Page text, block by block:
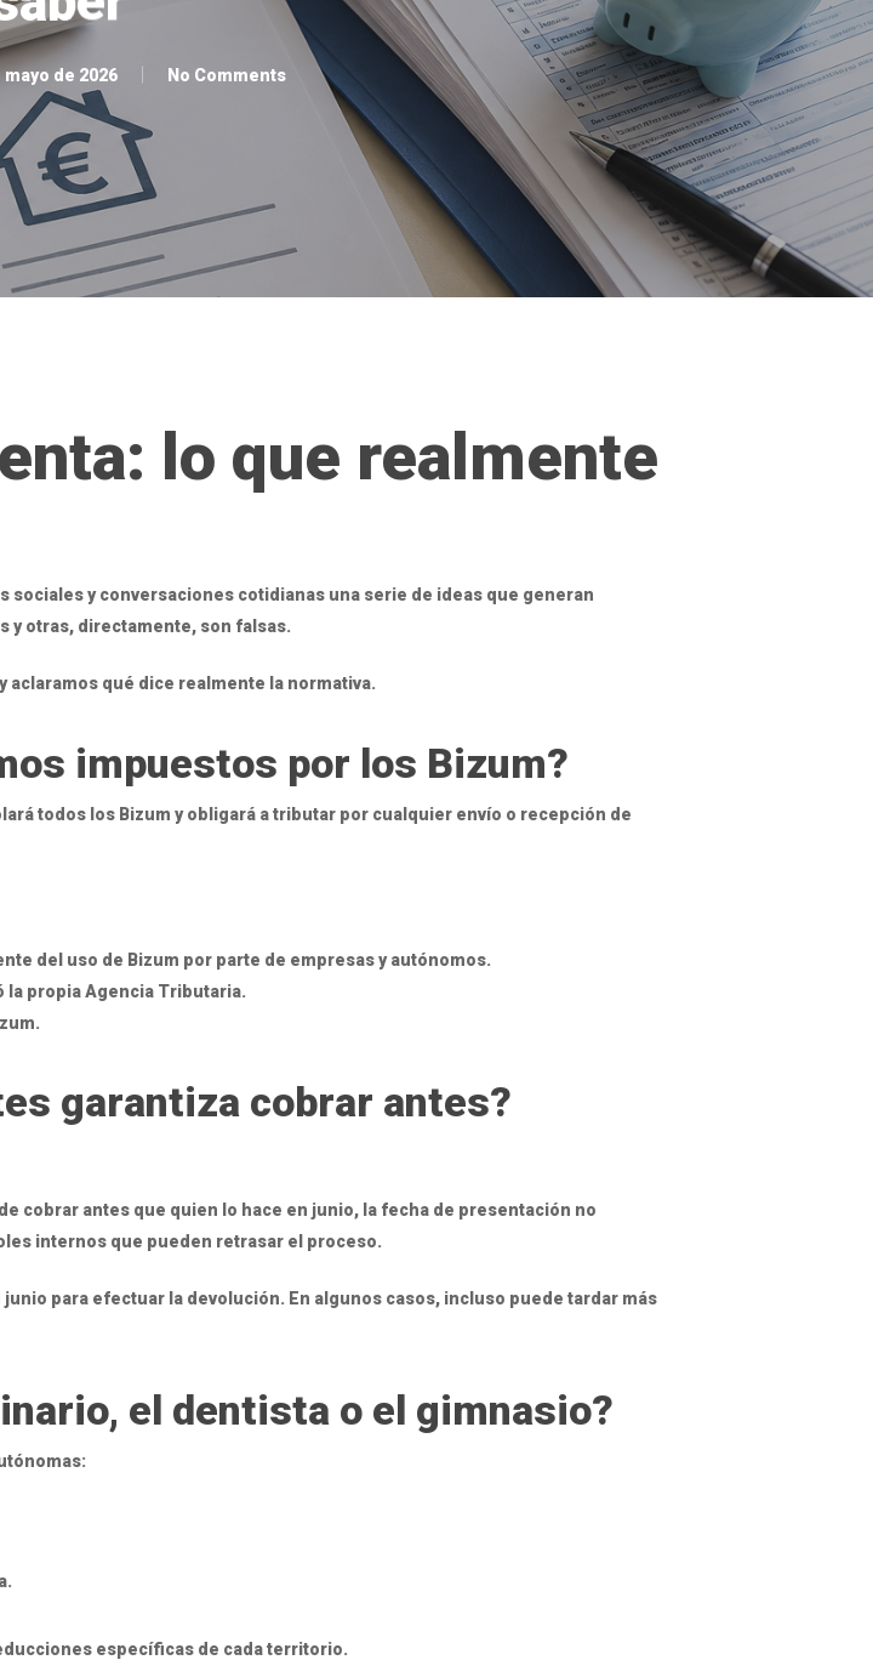
mayo de 2026 No Comments
lo que realmente
sociales y conversaciones cotidianas una serie de ideas que generan
y otras, directamente, son falsas.
qué dice realmente la normativa.
impuestos por los Bizum?
todos los Bizum y obligará a tributar por cualquier envío o recepción de
del uso de Bizum por parte de empresas y autónomos.
la propia Agencia Tributaria.
garantiza cobrar antes?
cobrar antes que quien lo hace en junio, la fecha de presentación no
internos que pueden retrasar el proceso.
junio para efectuar la devolución. En algunos casos, incluso puede tardar más
el dentista o el gimnasio?
específicas de cada territorio.